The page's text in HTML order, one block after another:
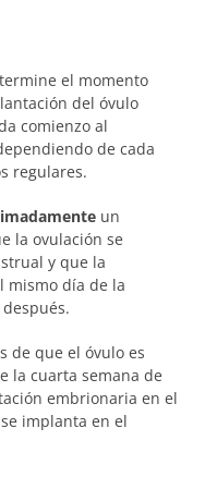
el momento
del óvulo
comienzo al
de cada
regulares.
un
la ovulación se
y que la
mismo día de la
de que el óvulo es
la cuarta semana de
embrionaria en el
implanta en el